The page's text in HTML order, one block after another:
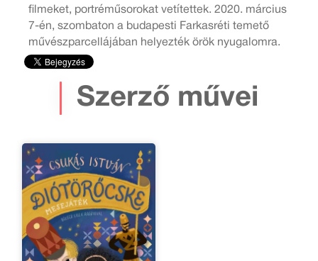
filmeket, portréműsorokat vetítettek. 2020. március
7-én, szombaton a budapesti Farkasréti temető
művészparcellájában helyezték örök nyugalomra.
Szerző művei